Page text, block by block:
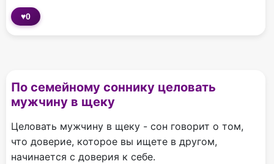
♥0
По cемейному соннику целовать
мужчину в щеку
Целовать мужчину в щеку - сон говорит о том,
что доверие, которое вы ищете в другом,
начинается с доверия к себе.